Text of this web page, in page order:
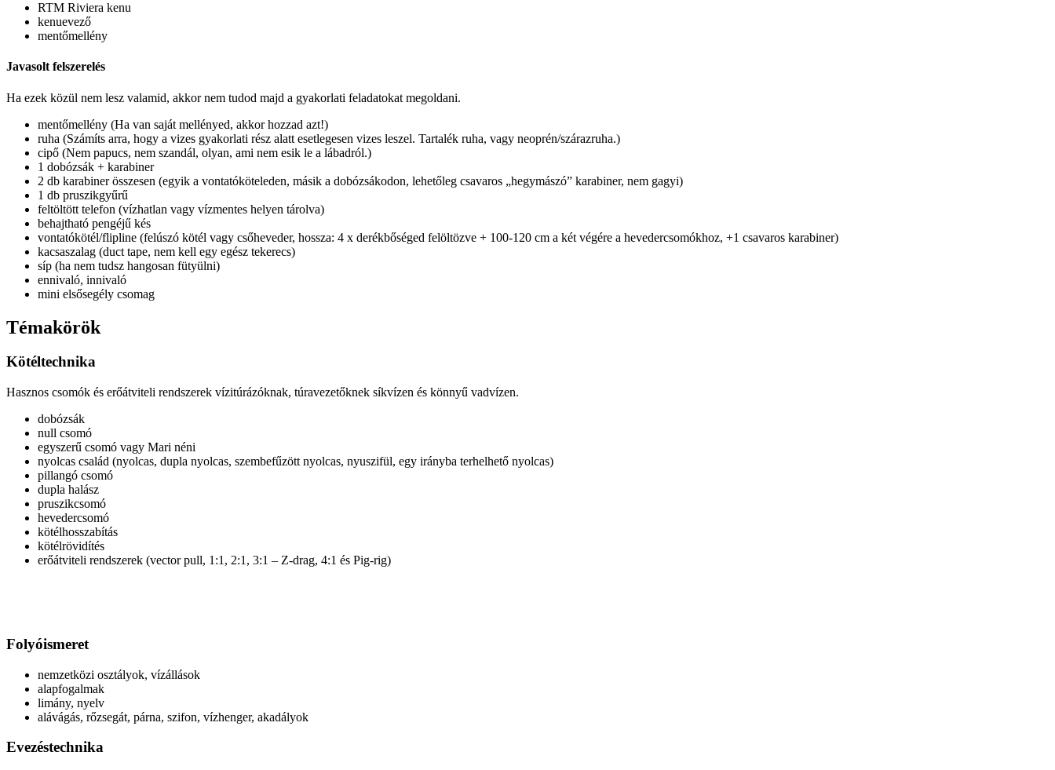
RTM Riviera kenu
kenuevező
mentőmellény
Javasolt felszerelés
Ha ezek közül nem lesz valamid, akkor nem tudod majd a gyakorlati feladatokat megoldani.
mentőmellény (Ha van saját mellényed, akkor hozzad azt!)
ruha (Számíts arra, hogy a vizes gyakorlati rész alatt esetlegesen vizes leszel. Tartalék ruha, vagy neoprén/szárazruha.)
cipő (Nem papucs, nem szandál, olyan, ami nem esik le a lábadról.)
1 dobózsák + karabiner
2 db karabiner összesen (egyik a vontatóköteleden, másik a dobózsákodon, lehetőleg csavaros „hegymászó” karabiner, nem gagyi)
1 db pruszikgyűrű
feltöltött telefon (vízhatlan vagy vízmentes helyen tárolva)
behajtható pengéjű kés
vontatókötél/flipline (felúszó kötél vagy csőheveder, hossza: 4 x derékbőséged felöltözve + 100-120 cm a két végére a hevedercsomókhoz, +1 csavaros karabiner)
kacsaszalag (duct tape, nem kell egy egész tekerecs)
síp (ha nem tudsz hangosan fütyülni)
ennivaló, innivaló
mini elsősegély csomag
Témakörök
Kötéltechnika
Hasznos csomók és erőátviteli rendszerek vízitúrázóknak, túravezetőknek síkvízen és könnyű vadvízen.
dobózsák
null csomó
egyszerű csomó vagy Mari néni
nyolcas család (nyolcas, dupla nyolcas, szembefűzött nyolcas, nyuszifül, egy irányba terhelhető nyolcas)
pillangó csomó
dupla halász
pruszikcsomó
hevedercsomó
kötélhosszabítás
kötélrövidítés
erőátviteli rendszerek (vector pull, 1:1, 2:1, 3:1 – Z-drag, 4:1 és Pig-rig)
Folyóismeret
nemzetközi osztályok, vízállások
alapfogalmak
limány, nyelv
alávágás, rőzsegát, párna, szifon, vízhenger, akadályok
Evezéstechnika